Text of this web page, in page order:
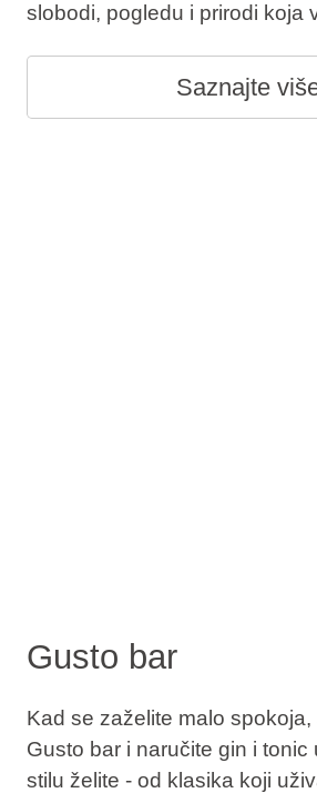
slobodi, pogledu i prirodi koja
Saznajte
Gusto bar
Kad se zaželite malo spokoja,
Gusto bar i naručite gin i tonic
stilu želite - od klasika koji